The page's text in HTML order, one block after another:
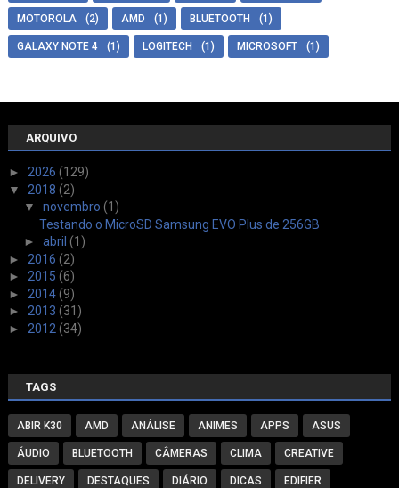
MOTOROLA (2) AMD (1) BLUETOOTH (1)
GALAXY NOTE 4 (1) LOGITECH (1) MICROSOFT (1)
ARQUIVO
► 2026 (129)
▼ 2018 (2)
▼ novembro (1)
Testando o MicroSD Samsung EVO Plus de 256GB
► abril (1)
► 2016 (2)
► 2015 (6)
► 2014(9)
► 2013 (31)
► 2012 (34)
TAGS
ABIR K30 AMD ANÁLISE ANIMES APPS ASUS
ÁUDIO BLUETOOTH CÂMERAS CLIMA CREATIVE
DELIVERY DESTAQUES DIÁRIO DICAS EDIFIER